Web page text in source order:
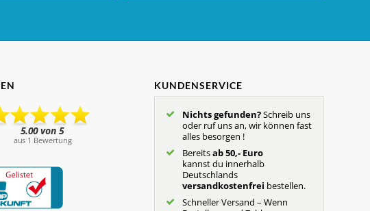
KUNDENSERVICE
Nichts gefunden?Schreib uns
oder ruf uns an, wir können fast
alles besorgen !
Bereitsab 50,- Euro
kannst du innerhalb
Deutschlands
versandkostenfrei bestellen.
Schneller Versand – Wenn